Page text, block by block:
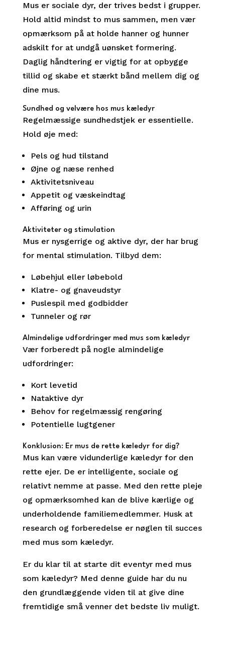
Mus er sociale dyr, der trives bedst i grupper.
Hold altid mindst to mus sammen, men vær
opmærksom på at holde hanner og hunner
adskilt for at undgå uønsket formering.
Daglig håndtering er vigtig for at opbygge
tillid og skabe et stærkt bånd mellem dig og
dine mus.
Sundhed og velvære hos mus kæledyr
Regelmæssige sundhedstjek er essentielle.
Hold øje med:
Pels og hud tilstand
Øjne og næse renhed
Aktivitetsniveau
Appetit og væskeindtag
Afføring og urin
Aktiviteter og stimulation
Mus er nysgerrige og aktive dyr, der har brug
for mental stimulation. Tilbyd dem:
Løbehjul eller løbebold
Klatre- og gnaveudstyr
Puslespil med godbidder
Tunneler og rør
Almindelige udfordringer med mus som kæledyr
Vær forberedt på nogle almindelige
udfordringer:
Kort levetid
Nataktive dyr
Behov for regelmæssig rengøring
Potentielle lugtgener
Konklusion: Er mus de rette kæledyr for dig?
Mus kan være vidunderlige kæledyr for den
rette ejer. De er intelligente, sociale og
relativt nemme at passe. Med den rette pleje
og opmærksomhed kan de blive kærlige og
underholdende familiemedlemmer. Husk at
research og forberedelse er nøglen til succes
med mus som kæledyr.
Er du klar til at starte dit eventyr med mus
som kæledyr? Med denne guide har du nu
den grundlæggende viden til at give dine
fremtidige små venner det bedste liv muligt.